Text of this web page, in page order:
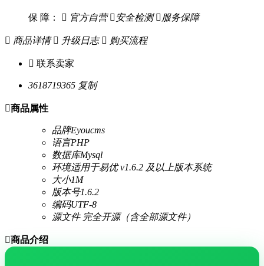
保 障：  官方自营  安全检测  服务保障
 商品详情  升级日志  购买流程
 联系卖家
3618719365 复制
商品属性
品牌Eyoucms
语言PHP
数据库Mysql
环境适用于易优 v1.6.2 及以上版本系统
大小1M
版本号1.6.2
编码UTF-8
源文件完全开源（含全部源文件）
商品介绍